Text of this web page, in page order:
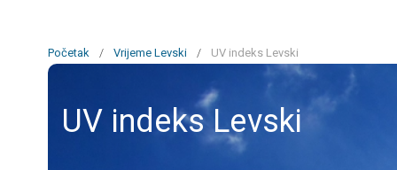
Početak / Vrijeme Levski / UV indeks Levski
UV indeks Levski